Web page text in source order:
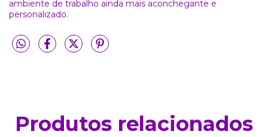
ambiente de trabalho ainda mais aconchegante e
personalizado.
Produtos relacionados